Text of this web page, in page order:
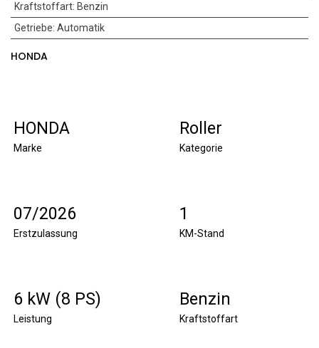
Kraftstoffart: Benzin
Getriebe: Automatik
HONDA
HONDA
Marke
Roller
Kategorie
07/2026
Erstzulassung
1
KM-Stand
6 kW (8 PS)
Leistung
Benzin
Kraftstoffart